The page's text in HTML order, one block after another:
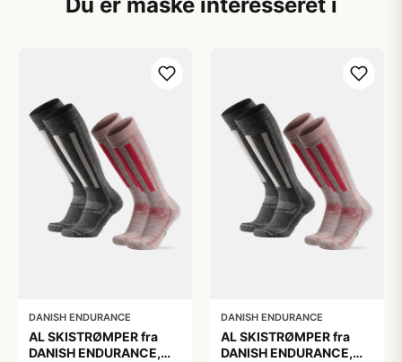
DANISH ENDURANCE
AL SKISTRØMPER fra
DANISH ENDURANCE,
DANISH ENDURANCE
AL SKISTRØMPER fra
DANISH ENDURANCE,